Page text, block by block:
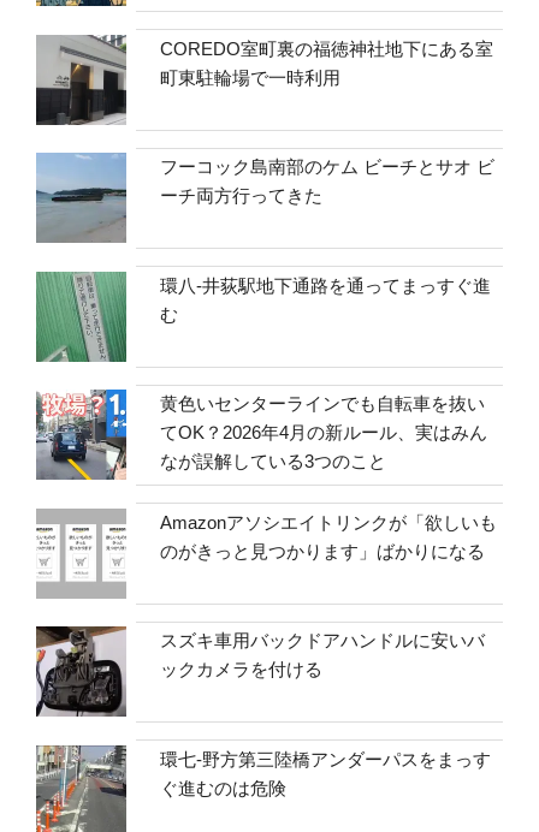
COREDO室町裏の福徳神社地下にある室
町東駐輪場で一時利用
フーコック島南部のケム ビーチとサオ ビ
ーチ両方行ってきた
環八-井荻駅地下通路を通ってまっすぐ進
む
黄色いセンターラインでも自転車を抜い
てOK？2026年4月の新ルール、実はみん
なが誤解している3つのこと
Amazonアソシエイトリンクが「欲しいも
のがきっと見つかります」ばかりになる
スズキ車用バックドアハンドルに安いバ
ックカメラを付ける
環七-野方第三陸橋アンダーパスをまっす
ぐ進むのは危険